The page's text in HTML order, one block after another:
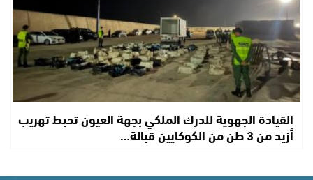
القيادة الجهوية للدرك الملكي بجهة العيون تحبط تهريب
أزيد من 3 طن من الكوكايين قبالة…